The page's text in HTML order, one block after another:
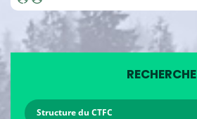
RECHERCHE
Structure du CTFC